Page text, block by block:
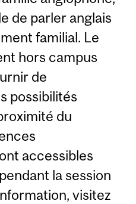
de parler anglais
familial. Le
hors campus
de
possibilités
du
accessibles
la session
visitez